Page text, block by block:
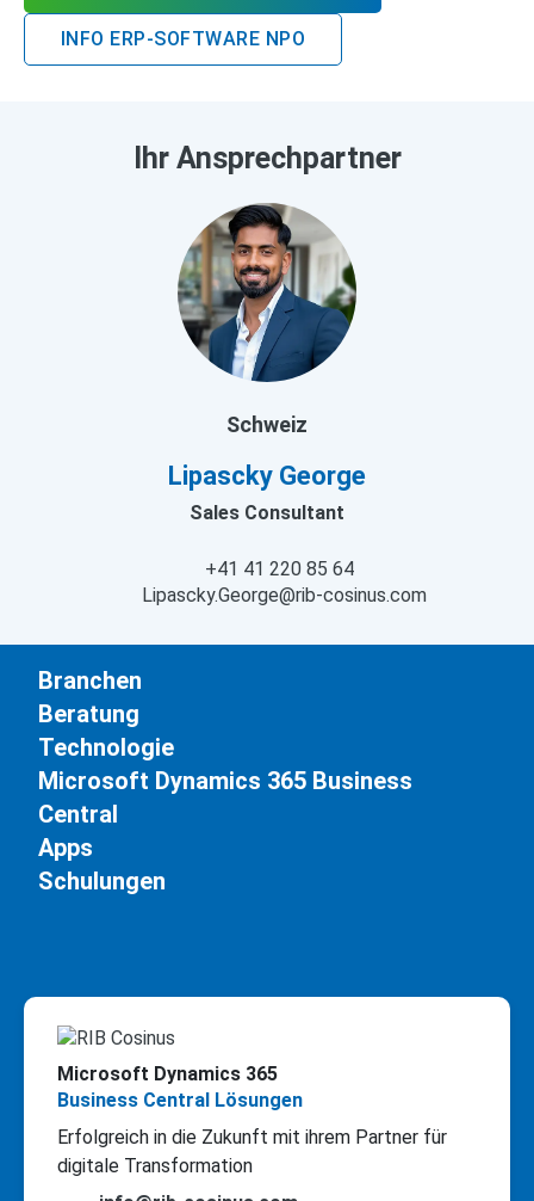
INFO ERP-SOFTWARE NPO
Ihr Ansprechpartner
Schweiz
Lipascky George
Sales Consultant
+41 41 220 85 64
Lipascky.George@rib-cosinus.com
Branchen
Beratung
Technologie
Microsoft Dynamics 365 Business
Central
Apps
Schulungen
Microsoft Dynamics 365
Business Central Lösungen
Erfolgreich in die Zukunft mit ihrem Partner für
digitale Transformation